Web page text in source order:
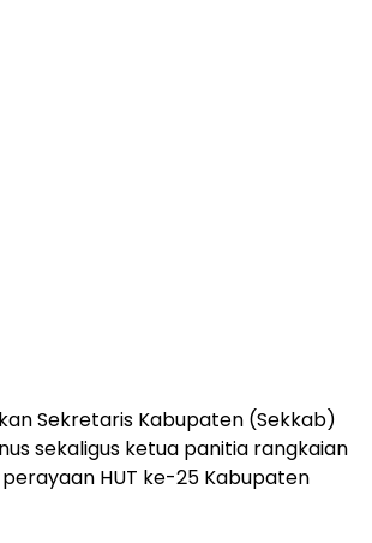
Sekretaris Kabupaten (Sekkab)
sekaligus ketua panitia rangkaian
HUT ke-25 Kabupaten